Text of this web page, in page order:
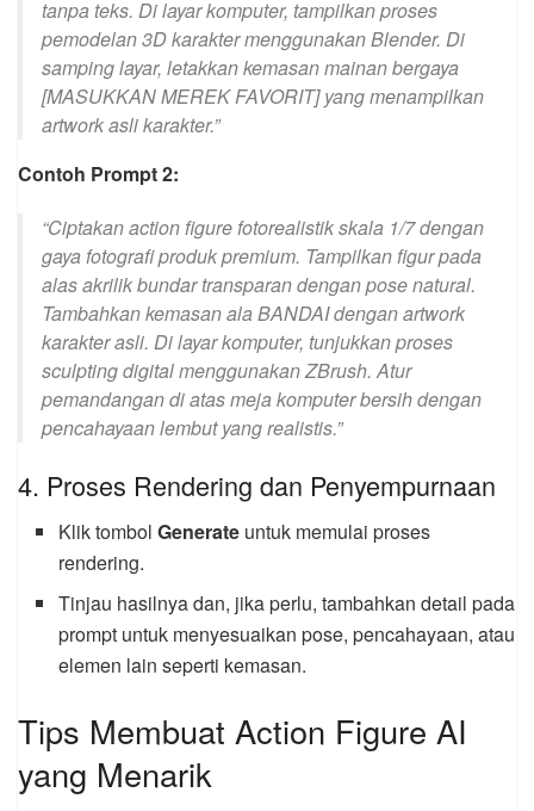
tanpa teks. Di layar komputer, tampilkan proses
pemodelan 3D karakter menggunakan Blender. Di
samping layar, letakkan kemasan mainan bergaya
[MASUKKAN MEREK FAVORIT] yang menampilkan
artwork asli karakter.”
Contoh Prompt 2:
“Ciptakan action figure fotorealistik skala 1/7 dengan
gaya fotografi produk premium. Tampilkan figur pada
alas akrilik bundar transparan dengan pose natural.
Tambahkan kemasan ala BANDAI dengan artwork
karakter asli. Di layar komputer, tunjukkan proses
sculpting digital menggunakan ZBrush. Atur
pemandangan di atas meja komputer bersih dengan
pencahayaan lembut yang realistis.”
4. Proses Rendering dan Penyempurnaan
Klik tombolGenerate untuk memulai proses
rendering.
Tinjau hasilnya dan, jika perlu, tambahkan detail pada
prompt untuk menyesuaikan pose, pencahayaan, atau
elemen lain seperti kemasan.
Tips Membuat Action Figure AI
yang Menarik